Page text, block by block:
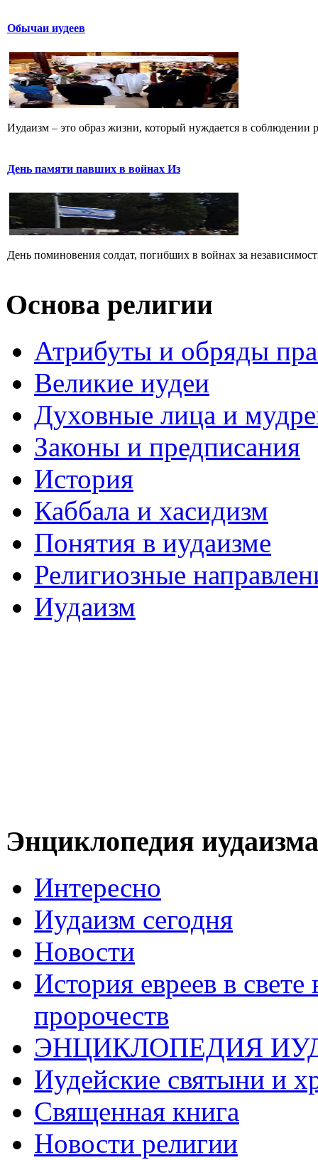
Обычаи иудеев
Иудаизм – это образ жизни, который нуждается в
День памяти павших в войнах Из
День поминовения солдат, погибших в войнах за
Основа религии
Атрибуты и обряды
Великие иудеи
Духовные лица и
Законы и предписания
История
Каббала и хасидизм
Понятия в иудаизме
Религиозные
Иудаизм
Энциклопедия иудаизма
Интересно
Иудаизм сегодня
Новости
История евреев в
пророчеств
ЭНЦИКЛОПЕДИЯ
Иудейские святыни и
Священная книга
Новости религии